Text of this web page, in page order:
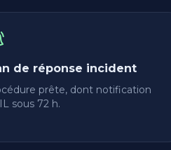
de réponse incident
prête, dont notification
sous 72 h.